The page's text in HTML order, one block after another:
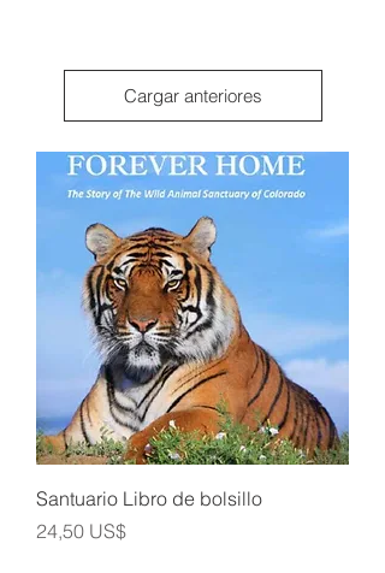
Cargar anteriores
Santuario Libro de bolsillo
Precio
24,50 US$